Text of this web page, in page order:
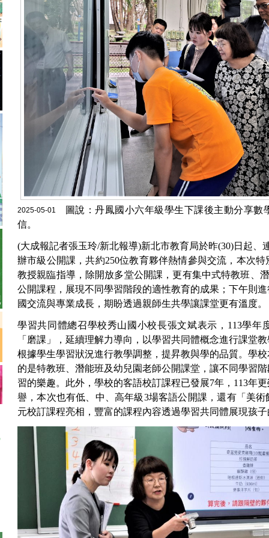
2025-05-01
圖說：丹鳳國小六年級學生下課後主動分享數
信。
(大成報記者張玉玲/新北報導)新北市教育局於昨(30)日起、
辦市級公開課，共約250位教育夥伴熱情參與交流，本次
教授親臨指導，除開放多堂公開課，更有集中式特教班、
公開課程，展現不同學習階段的適性教育的成果；下午則
國交流與專業成長，期盼透過親師生共學讓課堂更有溫度。
學習共同體總召學校秀山國小校長張文斌表示，113學年
「磨課」，延續理解力導向，以學習共同體概念進行課堂
根據學生學習狀況進行教學調整，提昇教與學的品質。學
的是特教班、潛能班及幼兒園老師公開課堂，讓不同學習
習的樂趣。此外，學校的客語校訂課程已發展7年，113年
譽，本次也有低、中、高年級3場客語公開課，還有「美
元校訂課程亮相，豐富的課程內容透過學習共同體展現孩